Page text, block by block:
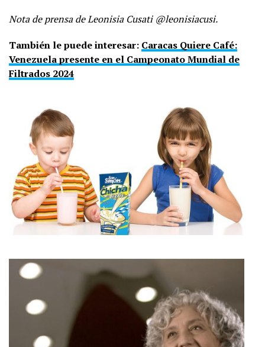
Nota de prensa de Leonisia Cusati @leonisiacusi.
También le puede interesar: Caracas Quiere Café:
Venezuela presente en el Campeonato Mundial de
Filtrados 2024